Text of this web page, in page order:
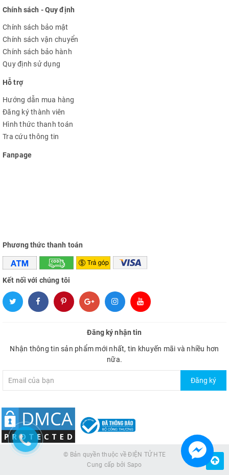
Chính sách - Quy định
Chính sách bảo mật
Chính sách vận chuyển
Chính sách bảo hành
Quy định sử dụng
Hỗ trợ
Hướng dẫn mua hàng
Đăng ký thành viên
Hình thức thanh toán
Tra cứu thông tin
Fanpage
Phương thức thanh toán
Kết nối với chúng tôi
Đăng ký nhận tin
Nhận thông tin sản phẩm mới nhất, tin khuyến mãi và nhiều hơn
nữa.
Đăng ký
© Bản quyền thuộc vềĐIỆN TỬ HTE
Cung cấp bởi Sapo